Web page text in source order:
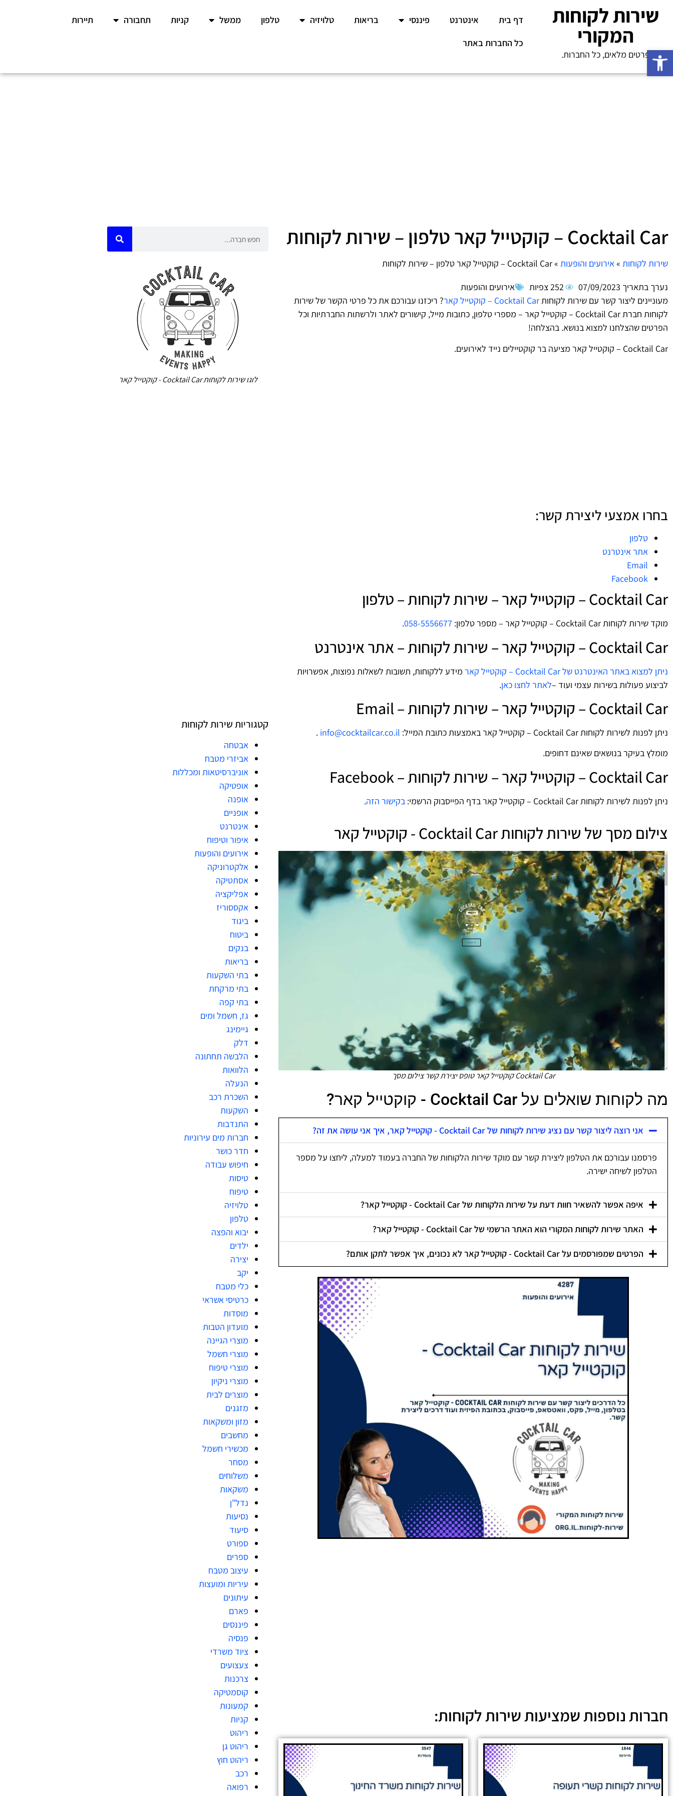
פתח סרגל נגישות
שירות לקוחות
המקורי
פרטים מלאים, כל החברות.
דף בית אינטרנט פיננסי בריאות טלויזיה טלפון ממשל קניות תחבורה
תיירות
כל החברות באתר
Cocktail Car – קוקטייל קאר טלפון – שירות לקוחות
שירות לקוחות »אירועים והופעות »
נערך בתאריך 07/09/2023 252 צפיות
אירועים והופעות
מעוניינים ליצור קשר עם שירות לקוחותCocktail Car – קוקטייל קאר
? ריכזנו עבורכם את כל פרטי הקשר של שירות
לקוחות חברת Cocktail Car – קוקטייל קאר – מספרי טלפון, כתובות מייל, קישורים לאתר ולרשתות החברתיות וכל
הפרטים שהצלחנו למצוא בנושא. בהצלחה!
Cocktail Car – קוקטייל קאר מציעה בר קוקטיילים נייד לאירועים.
בחרו אמצעי ליצירת קשר:
טלפון
אתר אינטרנט
Email
Facebook
Cocktail Car – קוקטייל קאר – שירות לקוחות – טלפון
מוקד שירות לקוחות Cocktail Car – קוקטייל קאר – מספר טלפון: 058-5556677
.
Cocktail Car – קוקטייל קאר – שירות לקוחות – אתר אינטרנט
ניתן למצוא באתר האינטרנט של Cocktail Car – קוקטייל קאר
מידע ללקוחות, תשובות לשאלות נפוצות, אפשרויות
לביצוע פעולות בשירות עצמי ועוד –לאתר לחצו כאן.
Cocktail Car – קוקטייל קאר – שירות לקוחות – Email
ניתן לפנות לשירות לקוחות Cocktail Car – קוקטייל קאר באמצעות כתובת המייל: info@cocktailcar.co.il
.
מומלץ בעיקר בנושאים שאינם דחופים.
Cocktail Car – קוקטייל קאר – שירות לקוחות – Facebook
ניתן לפנות לשירות לקוחות Cocktail Car – קוקטייל קאר בדף הפייסבוק הרשמי: בקישור הזה.
צילום מסך של שירות לקוחות Cocktail Car - קוקטייל קאר
Cocktail Car קוקטייל קאר טופס יצירת קשר צילום מסך
מה לקוחות שואלים על Cocktail Car - קוקטייל קאר?
אני רוצה ליצור קשר עם נציג שירות לקוחות של Cocktail Car - קוקטייל קאר, איך אני עושה את זה?
פרסמנו עבורכם את הטלפון ליצירת קשר עם מוקד שירות הלקוחות של החברה בעמוד למעלה, ליחצו על מספר
הטלפון לשיחה ישירה.
איפה אפשר להשאיר חוות דעת על שירות הלקוחות של Cocktail Car - קוקטייל קאר?
האתר שירות לקוחות המקורי הוא האתר הרשמי של Cocktail Car - קוקטייל קאר?
הפרטים שמפורסמים על Cocktail Car - קוקטייל קאר לא נכונים, איך אפשר לתקן אותם?
חברות נוספות שמציעות שירות לקוחות:
לוגו שירות לקוחות Cocktail Car - קוקטייל קאר
קטגוריות שירות לקוחות
אבטחה
אביזרי מטבח
אוניברסיטאות ומכללות
אופטיקה
אופנה
אופניים
אינטרנט
איפור וטיפוח
אירועים והופעות
אלקטרוניקה
אסתטיקה
אפליקציה
אקססוריז
ביגוד
ביטוח
בנקים
בריאות
בתי השקעות
בתי מרקחת
בתי קפה
גז, חשמל ומים
גיימינג
דלק
הלבשה תחתונה
הלוואות
הנעלה
השכרת רכב
השקעות
התנדבות
חברות מים עירוניות
חדר כושר
חיפוש עבודה
טיסות
טיפוח
טלויזיה
טלפון
יבוא והפצה
ילדים
יצירה
יקב
כלי מטבח
כרטיסי אשראי
מוסדות
מועדון הטבות
מוצרי הגיינה
מוצרי חשמל
מוצרי טיפוח
מוצרי ניקיון
מוצרים לבית
מזגנים
מזון ומשקאות
מחשבים
מכשירי חשמל
מסחר
משלוחים
משקאות
נדל"ן
נסיעות
סיעוד
ספורט
ספרים
עיצוב מטבח
עיריות ומועצות
עיתונים
פארם
פיננסים
פנסיה
ציוד משרדי
צעצועים
צרכנות
קוסמטיקה
קמעונות
קניות
ריהוט
ריהוט גן
ריהוט חוץ
רכב
רפואה